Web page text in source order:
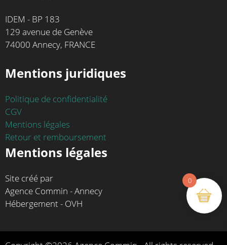
IDEM - BP 183
129 avenue de Genève
74000 Annecy, FRANCE
Mentions juridiques
Politique de confidentialité
CGV
Mentions légales
Retour et remboursement
Mentions légales
Site créé par
Agence Commin - Annecy
Hébergement - OVH
0